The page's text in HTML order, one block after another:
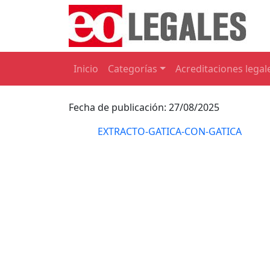
Inicio Categorías Acreditaciones
Fecha de publicación: 27/08/2025
EXTRACTO-GATICA-CON-GATICA